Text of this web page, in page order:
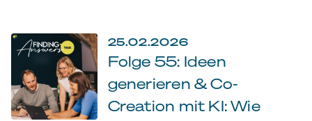
25.02.2026
Folge 55: Ideen
generieren & Co-
Creation mit KI: Wie